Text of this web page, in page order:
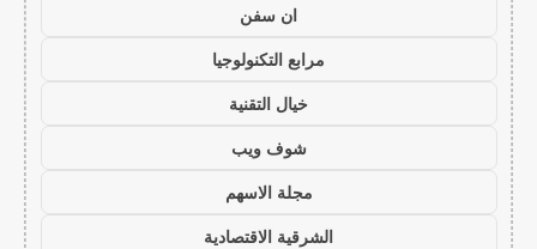
ان سفن
مرابع التكنولوجيا
خيال التقنية
شوف ويب
مجلة الاسهم
الشرقية الاقتصادية